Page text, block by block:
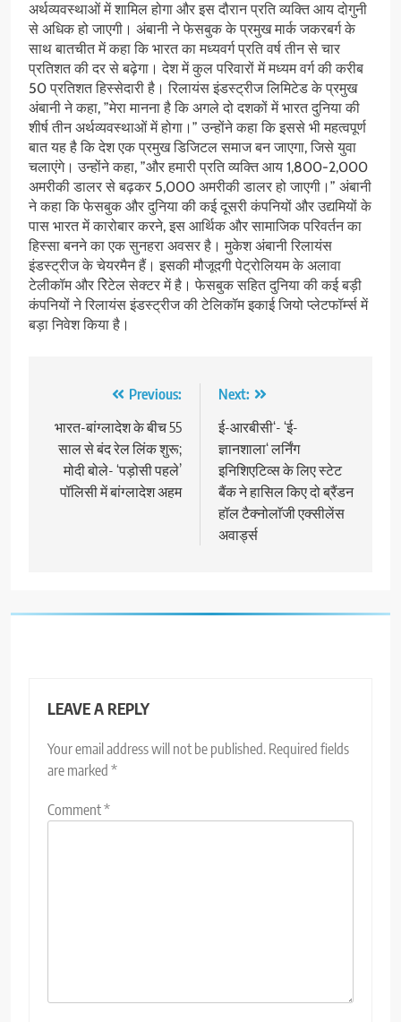
अर्थव्यवस्थाओं में शामिल होगा और इस दौरान प्रति व्यक्ति आय दोगुनी
से अधिक हो जाएगी। अंबानी ने फेसबुक के प्रमुख मार्क जकरबर्ग के
साथ बातचीत में कहा कि भारत का मध्यवर्ग प्रति वर्ष तीन से चार
प्रतिशत की दर से बढ़ेगा। देश में कुल परिवारों में मध्यम वर्ग की करीब
50 प्रतिशत हिस्सेदारी है। रिलायंस इंडस्ट्रीज लिमिटेड के प्रमुख
अंबानी ने कहा, ”मेरा मानना है कि अगले दो दशकों में भारत दुनिया की
शीर्ष तीन अर्थव्यवस्थाओं में होगा।” उन्होंने कहा कि इससे भी महत्वपूर्ण
बात यह है कि देश एक प्रमुख डिजिटल समाज बन जाएगा, जिसे युवा
चलाएंगे। उन्होंने कहा, ”और हमारी प्रति व्यक्ति आय 1,800-2,000
अमरीकी डालर से बढ़कर 5,000 अमरीकी डालर हो जाएगी।” अंबानी
ने कहा कि फेसबुक और दुनिया की कई दूसरी कंपनियों और उद्यमियों के
पास भारत में कारोबार करने, इस आर्थिक और सामाजिक परिवर्तन का
हिस्सा बनने का एक सुनहरा अवसर है। मुकेश अंबानी रिलायंस
इंडस्ट्रीज के चेयरमैन हैं। इसकी मौजूदगी पेट्रोलियम के अलावा
टेलीकॉम और रिेटेल सेक्टर में है। फेसबुक सहित दुनिया की कई बड़ी
कंपनियों ने रिलायंस इंडस्ट्रीज की टेलिकॉम इकाई जियो प्लेटफॉर्म्स में
बड़ा निवेश किया है।
navigation
Previous:
भारत-बांग्लादेश के बीच 55
साल से बंद रेल लिंक शुरू;
मोदी बोले- ‘पड़ोसी पहले’
पॉलिसी में बांग्लादेश अहम
Next:
ई-आरबीसी‘- ‘ई-
ज्ञानशाला‘ लर्निंग
इनिशिएटिव्स के लिए स्टेट
बैंक ने हासिल किए दो ब्रैंडन
हॉल टैक्नोलाॅजी एक्सीलेंस
अवार्ड्स
LEAVE A REPLY
Your email address will not be published. Required fields
are marked *
Comment*